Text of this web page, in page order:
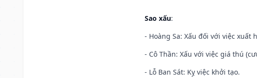
Sao xấu:
- Hoàng Sa: Xấu đối với việc xuất
- Cô Thần: Xấu với việc giá thú
- Lỗ Ban Sát: Kỵ việc khởi tạo.